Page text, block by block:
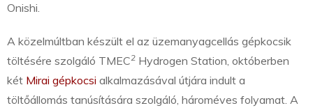
Onishi.
A közelmúltban készült el az üzemanyagcellás gépkocsik
töltésére szolgáló TMEC2 Hydrogen Station, októberben
két Mirai gépkocsi alkalmazásával útjára indult a
töltőállomás tanúsítására szolgáló, hároméves folyamat. A